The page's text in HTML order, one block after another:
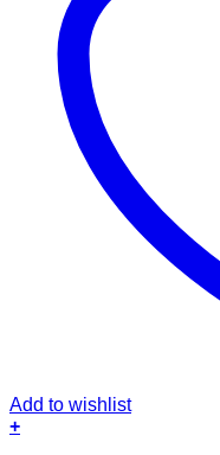
Add to wishlist
+